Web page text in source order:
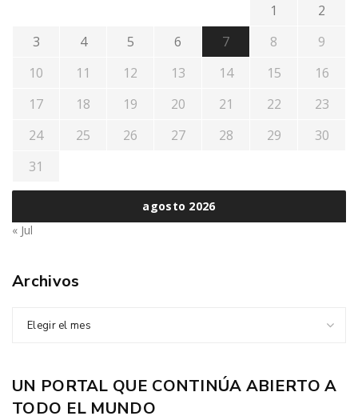
agosto 2026
1
2
3
4 5 6 7 8
9
10
11 12 13 14 15
16
17
18 19 20 21 22
23
24
25 26 27 28 29
30
31
« Jul
Archivos
Elegir el mes
UN PORTAL QUE CONTINÚA ABIERTO A
TODO EL MUNDO